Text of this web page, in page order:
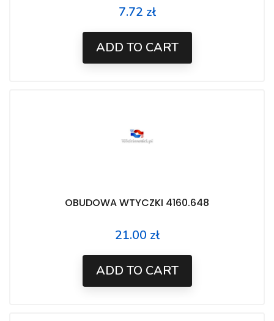
Price
7.72 zł
ADD TO CART
OBUDOWA WTYCZKI 4160.648
Price
21.00 zł
ADD TO CART